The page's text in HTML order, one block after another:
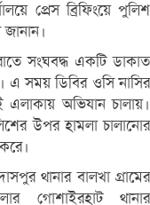
প্রেস ব্রিফিংয়ে পুলিশ
সংঘবদ্ধ একটি ডাকাত
এ সময় ডিবির ওসি নাসির
অভিযান চালায়।
উপর হামলা চালানোর
থানার বালখা গ্রামের
গোশাইরহাট থানার